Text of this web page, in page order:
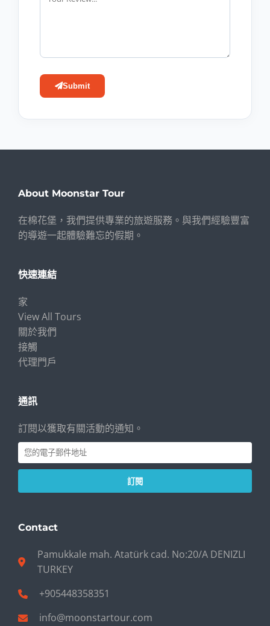
Submit
About Moonstar Tour
在棉花堡，我們提供專業的旅遊服務。與我們經驗豐富
的導遊一起體驗難忘的假期。
快速連結
家
View All Tours
關於我們
接觸
代理門戶
通訊
訂閱以獲取有關活動的通知。
訂閱
Contact
Pamukkale mah. Atatürk cad. No:20/A DENIZLI
TURKEY
+905448358351
info@moonstartour.com